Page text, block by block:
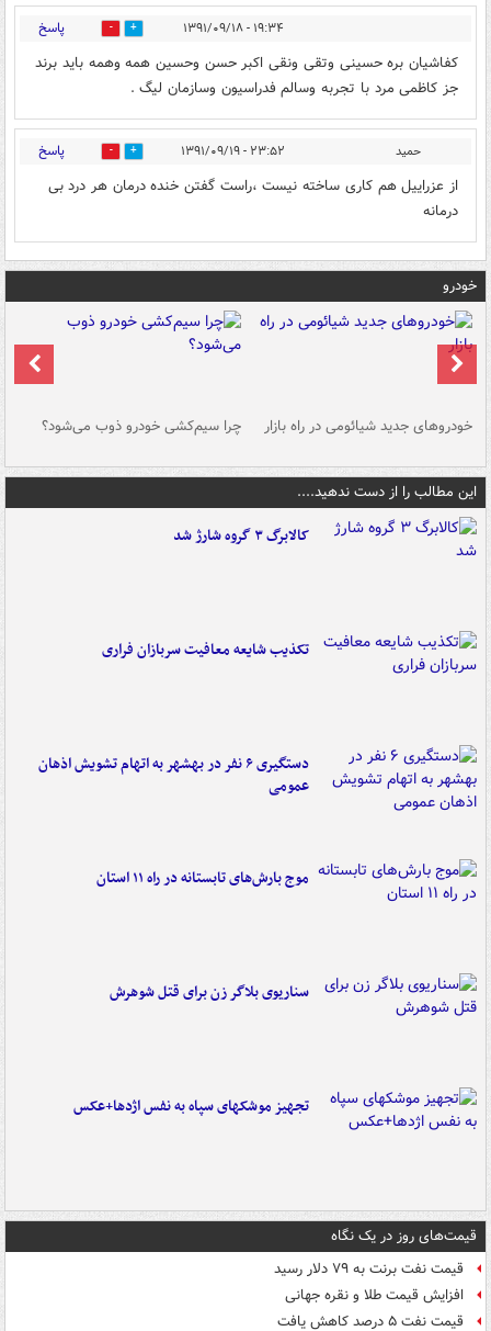
۱۹:۳۴ - ۱۳۹۱/۰۹/۱۸ 0 پاسخ
کفاشیان بره حسینی وتقی ونقی اکبر حسن وحسین همه وهمه باید برند
جز کاظمی مرد با تجربه وسالم فدراسیون وسازمان لیگ .
حمید ۲۳:۵۲ - ۱۳۹۱/۰۹/۱۹ 0 پاسخ
از عزراییل هم کاری ساخته نیست ،راست گفتن خنده درمان هر درد بی
درمانه
خودرو
خودروهای جدید شیائومی در راه بازار چرا سیم‌کشی خودرو ذوب می‌شود؟
این مطالب را از دست ندهید....
کالابرگ ۳ گروه شارژ شد
تکذیب شایعه معافیت سربازان فراری
دستگیری ۶ نفر در بهشهر به اتهام تشویش اذهان
عمومی
موج بارش‌های تابستانه در راه ۱۱ استان
سناریوی بلاگر زن برای قتل شوهرش
تجهیز موشکهای سپاه به نفس اژدها+عکس
قیمت‌های روز در یک نگاه
قیمت نفت برنت به ۷۹ دلار رسید
افزایش قیمت طلا و نقره جهانی
قیمت نفت ۵ درصد کاهش یافت